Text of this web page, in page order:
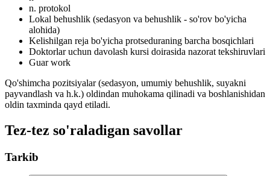
n. protokol
Lokal behushlik (sedasyon va behushlik - so'rov bo'yicha
alohida)
Kelishilgan reja bo'yicha protseduraning barcha bosqichlari
Doktorlar uchun davolash kursi doirasida nazorat tekshiruvlari
Guar work
Qo'shimcha pozitsiyalar (sedasyon, umumiy behushlik, suyakni
payvandlash va h.k.) oldindan muhokama qilinadi va boshlanishidan
oldin taxminda qayd etiladi.
Tez-tez so'raladigan savollar
Tarkib